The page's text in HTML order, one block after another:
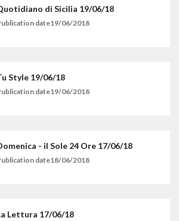
di Sicilia 19/06/18
date19/06/2018
Style 19/06/18
date19/06/2018
- il Sole 24 Ore 17/06/18
date18/06/2018
Lettura 17/06/18